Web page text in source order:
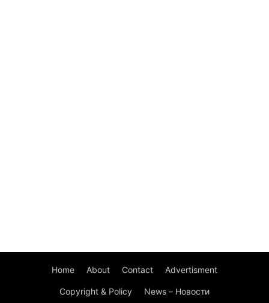
Home About Contact Advertisment
Copyright & Policy News – Новости